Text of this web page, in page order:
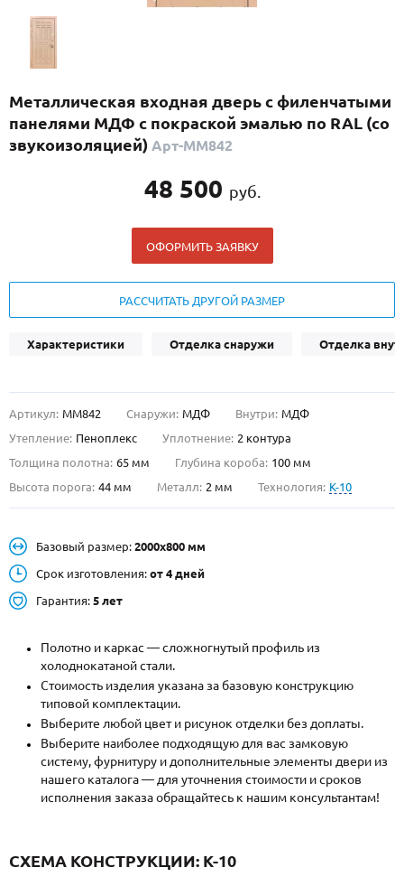
(29)
ПО НАЗНАЧЕНИЮ
О НАС
Металлические двери от производителя с доставкой и установкой в
Москве и МО
НАЙТИ:
+7 (495) 411-44-41
INFO@META-M.RU
ЗАПРОСИТЬ РАСЧЕТ
Каталог Распродажа Как купить
Записаться на замер
Металлическая входная дверь с филенчатыми
панелями МДФ с покраской эмалью по RAL (со
звукоизоляцией) Арт-ММ842
48 500 руб.
ОФОРМИТЬ ЗАЯВКУ
РАССЧИТАТЬ ДРУГОЙ РАЗМЕР
Характеристики Отделка снаружи Отделка
Артикул: ММ842 Снаружи: МДФ Внутри: МДФ
Утепление: Пеноплекс Уплотнение: 2 контура
Толщина полотна: 65 мм Глубина короба: 100 мм
Высота порога: 44 мм Металл: 2 мм Технология: K-10
Базовый размер: 2000х800 мм
Срок изготовления: от 4 дней
Гарантия: 5 лет
Полотно и каркас — сложногнутый профиль из
холоднокатаной стали.
Стоимость изделия указана за базовую конструкцию
типовой комплектации.
Выберите любой цвет и рисунок отделки без доплаты.
Выберите наиболее подходящую для вас замковую
систему, фурнитуру и дополнительные элементы двери из
нашего каталога — для уточнения стоимости и сроков
исполнения заказа обращайтесь к нашим консультантам!
СХЕМА КОНСТРУКЦИИ: K-10